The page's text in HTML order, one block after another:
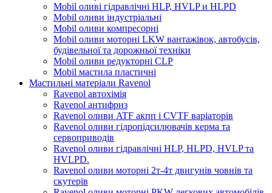
Mobil оливі гідравлічні HLP, HVLP и HLPD
Mobil оливи індустріальні
Mobil оливи компресорні
Mobil оливи моторні LKW вантажівок, автобусів,
будівельної та дорожньої техніки
Mobil оливи редукторні CLP
Mobil мастила пластичні
Мастильні матеріали Ravenol
Ravenol автохімія
Ravenol антифриз
Ravenol оливи ATF акпп і CVTF варіаторів
Ravenol оливи гідропідсилювачів керма та
сервоприводів
Ravenol оливи гідравлічні HLP, HLPD, HVLP та
HVLPD.
Ravenol оливи моторні 2т-4т двигунів човнів та
скутерів